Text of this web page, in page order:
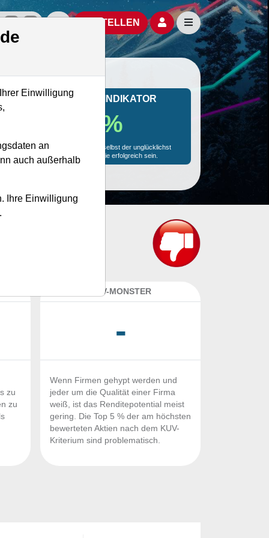
Social Media-Accounts
Aktien- und Artikelsuche öffnen
BESTELLEN Seitennavigation
MONKEY-TRADER INDIKATOR
67.0 %
Mit 67.0 % Wahrscheinlichkeit wird selbst der unglücklichst
agierende Trader mit dieser Aktie erfolgreich sein.
zu
zu
KUV-MONSTER
-
Wenn Firmen gehypt werden und
jeder um die Qualität einer Firma
weiß, ist das Renditepotential meist
gering. Die Top 5 % der am höchsten
bewerteten Aktien nach dem KUV-
Kriterium sind problematisch.
Einwilligung
an
auch außerhalb
Ihre Einwilligung